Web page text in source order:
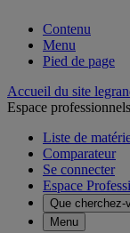
Contenu
Menu
Pied de page
Accueil du site
Espace professionnels
Liste de
Comparateur
Se connecter
Espace
Que cherchez-
Menu